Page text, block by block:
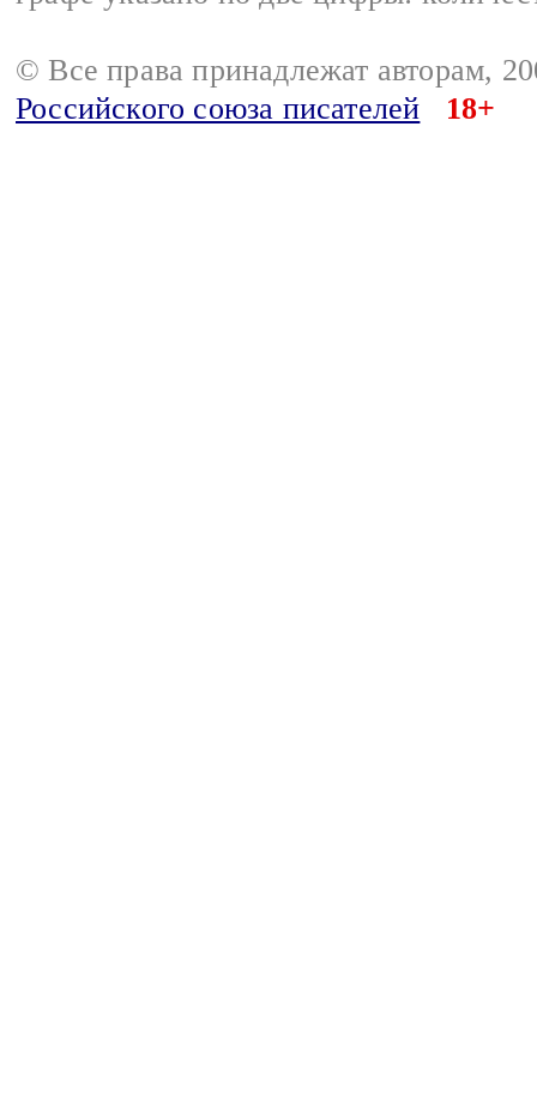
© Все права принадлежат авторам,
Российского союза писателей
18+